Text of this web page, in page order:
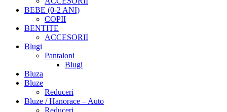
BEBE (0-2 ANI)
COPII
BENTITE
ACCESORII
Blugi
Pantaloni
Blugi
Bluza
Bluze
Reduceri
Bluze / Hanorace – Auto
Reduceri